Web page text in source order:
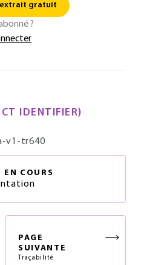
gratuit
?
IDENTIFIER)
v1-tr640
EN COURS
PAGE
SUIVANTE
Traçabilité